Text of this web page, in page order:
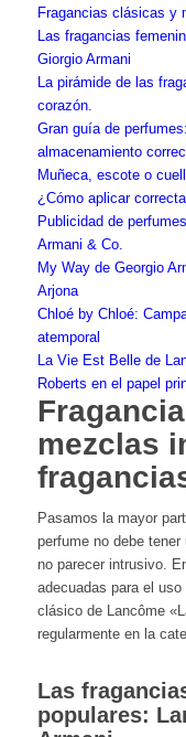
Fragancias clásicas y
Las fragancias
Giorgio Armani
La pirámide de las
corazón.
Gran guía de
almacenamiento
Muñeca, escote o
¿Cómo aplicar
Publicidad de
Armani & Co.
My Way de Georgio
Arjona
Chloé by Chloé:
atemporal
La Vie Est Belle de
Roberts en el papel
mezclas
Pasamos la mayor
perfume no debe
no parecer intrusivo.
adecuadas para el
clásico de Lancôme
regularmente en la
Las
populares: